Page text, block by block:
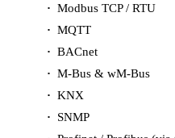
Modbus TCP / RTU
MQTT
BACnet
M-Bus & wM-Bus
KNX
SNMP